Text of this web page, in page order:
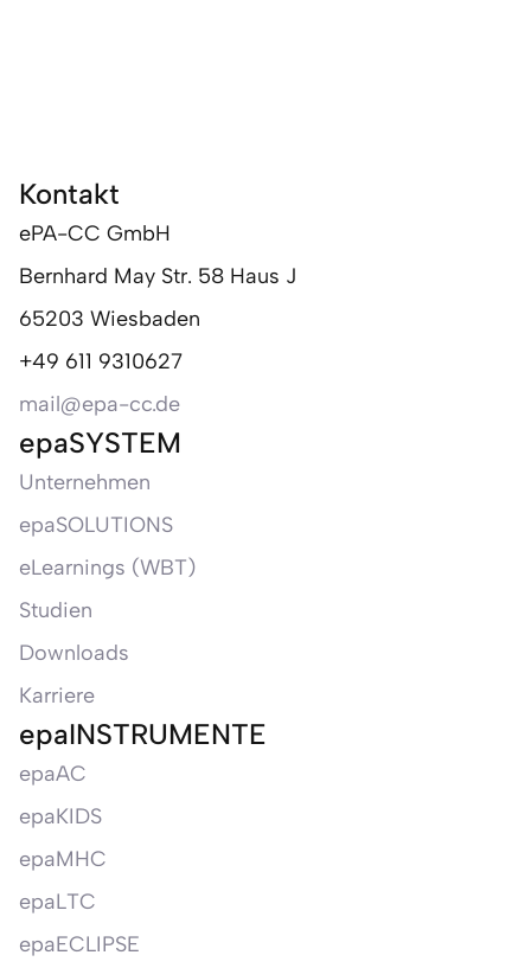
Kontakt
ePA-CC GmbH
Bernhard May Str. 58 Haus J
65203 Wiesbaden
+49 611 9310627
mail@epa-cc.de
epaSYSTEM
Unternehmen
epaSOLUTIONS
eLearnings (WBT)
Studien
Downloads
Karriere
epaINSTRUMENTE
epaAC
epaKIDS
epaMHC
epaLTC
epaECLIPSE